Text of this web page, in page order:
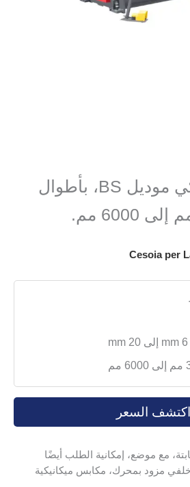
مقص هيدروليكي موديل BS، بأطوال
Cesoia per
اكتشف السعر
مع موضع، إمكانية الطلب أيضًا